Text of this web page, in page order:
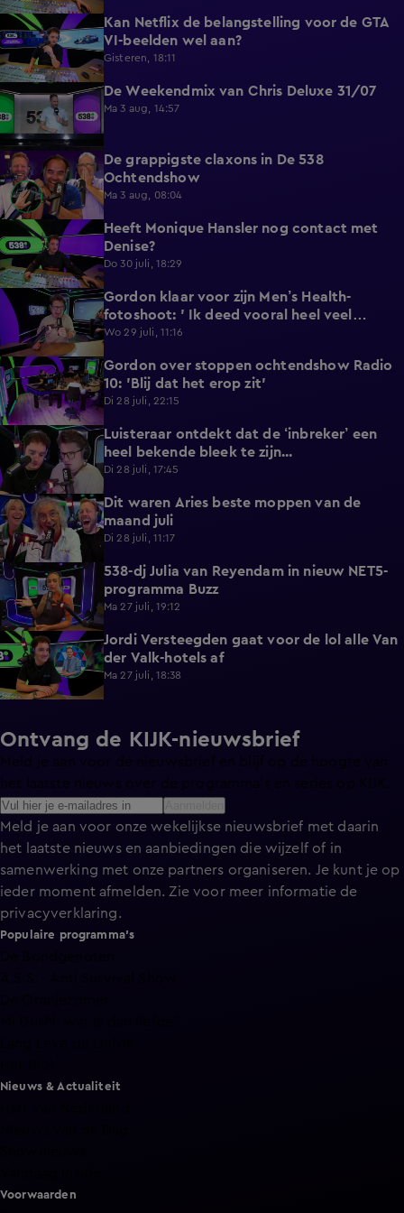
5:12
Kan Netflix de belangstelling voor de GTA
VI-beelden wel aan?
Gisteren, 18:11
24:39 De Weekendmix van Chris Deluxe 31/07
Ma 3 aug, 14:57
1:36
De grappigste claxons in De 538
Ochtendshow
Ma 3 aug, 08:04
5:35
Heeft Monique Hansler nog contact met
Denise?
Do 30 juli, 18:29
4:33
Gordon klaar voor zijn Men’s Health-
fotoshoot: ' Ik deed vooral heel veel
wandelen'.
Wo 29 juli, 11:16
4:28
Gordon over stoppen ochtendshow Radio
10: 'Blij dat het erop zit'
Di 28 juli, 22:15
4:45
Luisteraar ontdekt dat de ‘inbreker’ een
heel bekende bleek te zijn...
Di 28 juli, 17:45
2:23
Dit waren Aries beste moppen van de
maand juli
Di 28 juli, 11:17
3:09
538-dj Julia van Reyendam in nieuw NET5-
programma Buzz
Ma 27 juli, 19:12
4:47
Jordi Versteegden gaat voor de lol alle Van
der Valk-hotels af
Ma 27 juli, 18:38
Ontvang de KIJK-nieuwsbrief
Meld je aan voor de nieuwsbrief en blijf op de hoogte van
Meld je aan voor onze wekelijkse nieuwsbrief met daarin
het laatste nieuws en aanbiedingen die wijzelf of in
samenwerking met onze partners organiseren. Je kunt je op
ieder moment afmelden. Zie voor meer informatie de
privacyverklaring.
Populaire programma's
Nieuws & Actualiteit
Voorwaarden